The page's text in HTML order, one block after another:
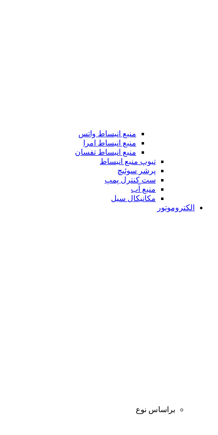
منبع انبساط واتس
منبع انبساط امرا
منبع انبساط تفسان
تیوپ منبع انبساط
پرشر سوئیچ
ست کنترل پمپ
منبع آب
مکانیکال سیل
الکتروموتور
براساس نوع